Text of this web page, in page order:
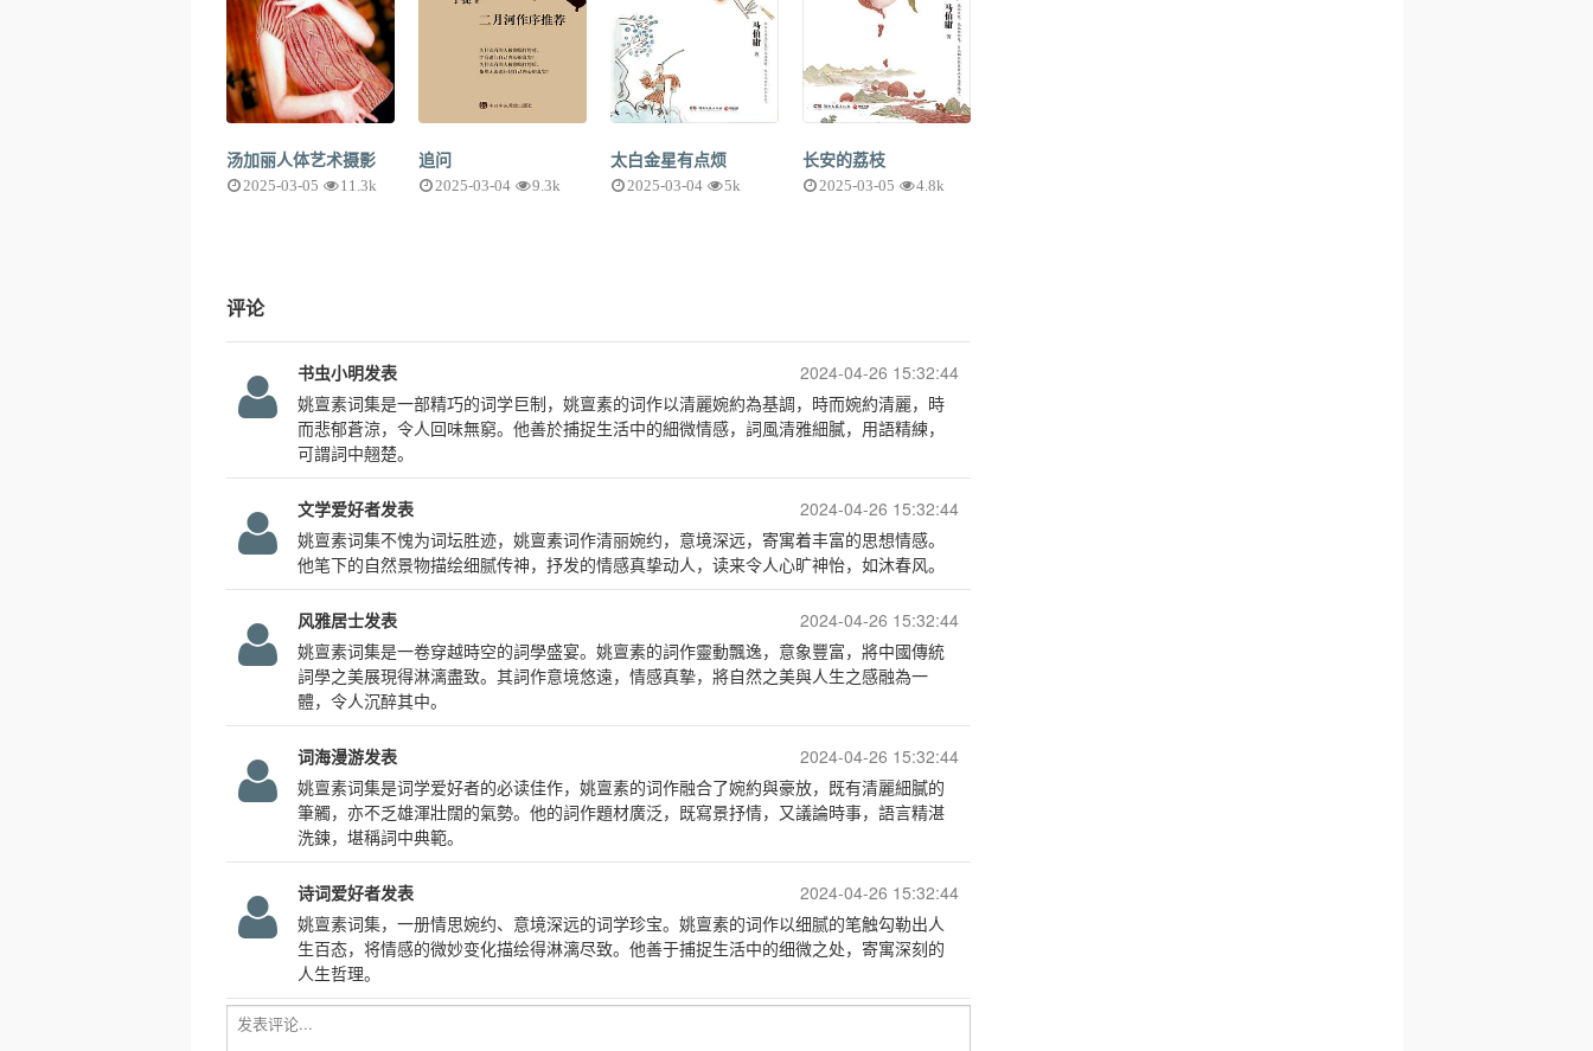
汤加丽人体艺术摄影
2025-03-05 11.3k
追问
2025-03-04 9.3k
太白金星有点烦
2025-03-04 5k
长安的荔枝
2025-03-05 4.8k
评论
2024-04-26 15:32:44
书虫小明发表
姚亶素词集是一部精巧的词学巨制，姚亶素的词作以清麗婉約為基調，時而婉約清麗，時
而悲郁蒼涼，令人回味無窮。他善於捕捉生活中的細微情感，詞風清雅細膩，用語精練，
可謂詞中翹楚。
2024-04-26 15:32:44
文学爱好者发表
姚亶素词集不愧为词坛胜迹，姚亶素词作清丽婉约，意境深远，寄寓着丰富的思想情感。
他笔下的自然景物描绘细腻传神，抒发的情感真挚动人，读来令人心旷神怡，如沐春风。
2024-04-26 15:32:44
风雅居士发表
姚亶素词集是一卷穿越時空的詞學盛宴。姚亶素的詞作靈動飄逸，意象豐富，將中國傳統
詞學之美展現得淋漓盡致。其詞作意境悠遠，情感真摯，將自然之美與人生之感融為一
體，令人沉醉其中。
2024-04-26 15:32:44
词海漫游发表
姚亶素词集是词学爱好者的必读佳作，姚亶素的词作融合了婉約與豪放，既有清麗細膩的
筆觸，亦不乏雄渾壯闊的氣勢。他的詞作題材廣泛，既寫景抒情，又議論時事，語言精湛
洗鍊，堪稱詞中典範。
2024-04-26 15:32:44
诗词爱好者发表
姚亶素词集，一册情思婉约、意境深远的词学珍宝。姚亶素的词作以细腻的笔触勾勒出人
生百态，将情感的微妙变化描绘得淋漓尽致。他善于捕捉生活中的细微之处，寄寓深刻的
人生哲理。